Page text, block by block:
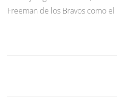
Freeman de los Bravos como